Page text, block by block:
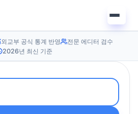
외교부 공식 통계 반영
전문 에디터 검수
2026년 최신 기준